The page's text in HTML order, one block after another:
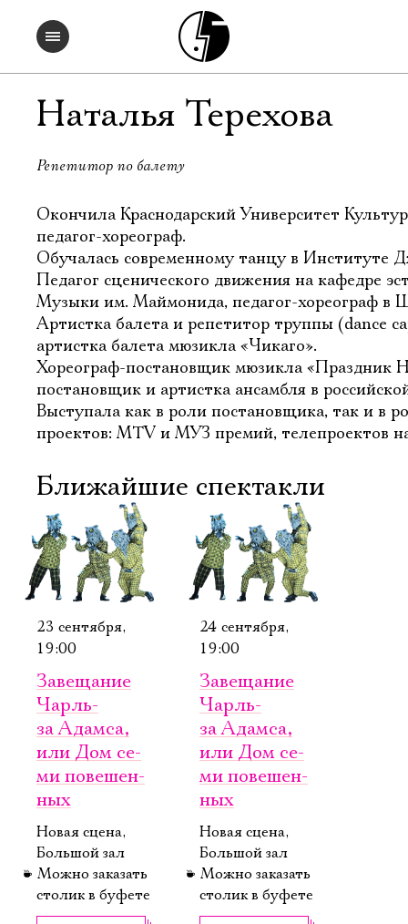
Наталья Терехова
Репетитор по балету
Окончила Краснодарский Университет
педагог-хореограф.
Обучалась современному танцу в Институте
Педагог сценического движения на кафедре
Музыки им. Маймонида, педагог-хореограф в
Артистка балета и репетитор труппы (dance
артистка балета мюзикла «Чикаго».
Хореограф-постановщик мюзикла «Праздник
постановщик и артистка ансамбля в
Выступала как в роли постановщика, так и в
проектов: MTV и МУЗ премий, телепроектов
Ближайшие спектакли
23 сентября,
19:00
Завещание
Чарль­
за Адам­са,
или Дом се­
ми по­ве­шен­
ных
Новая сцена,
Большой зал
Можно заказать
столик в буфете
24 сентября,
19:00
Завещание
Чарль­
за Адам­са,
или Дом се­
ми по­ве­шен­
ных
Новая сцена,
Большой зал
Можно заказать
столик в буфете
Электропочта
Имя